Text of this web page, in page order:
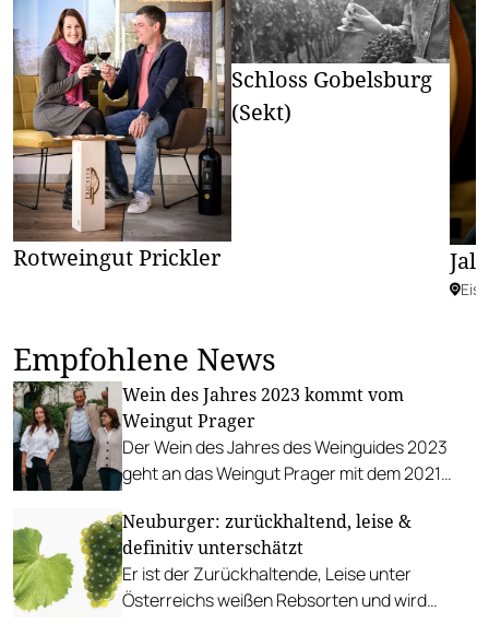
Rotweingut Prickler
Schloss Gobelsburg
(Sekt)
Empfohlene News
Wein des Jahres 2023 kommt vom
Weingut Prager
Der Wein des Jahres des Weinguides 2023
geht an das Weingut Prager mit dem 2021
Kammergut Smaragd.
Neuburger: zurückhaltend, leise &
definitiv unterschätzt
Er ist der Zurückhaltende, Leise unter
Österreichs weißen Rebsorten und wird